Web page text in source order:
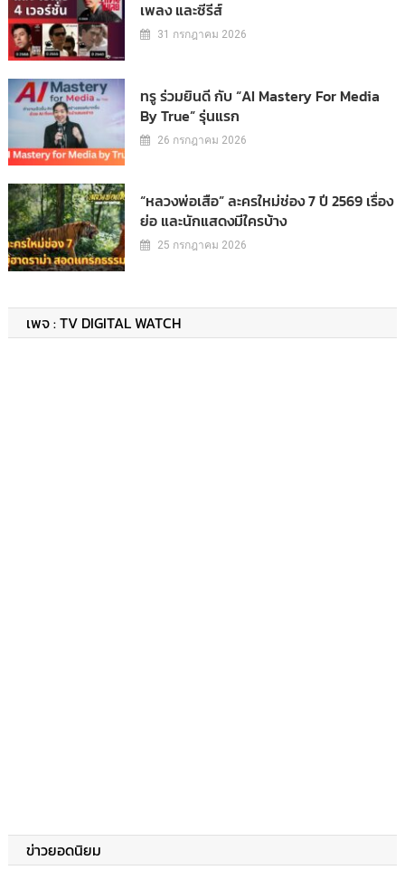
เพลง และซีรีส์
31 กรกฎาคม 2026
ทรู ร่วมยินดี กับ “AI Mastery For Media
By True” รุ่นแรก
26 กรกฎาคม 2026
“หลวงพ่อเสือ” ละครใหม่ช่อง 7 ปี 2569 เรื่อง
ย่อ และนักแสดงมีใครบ้าง
25 กรกฎาคม 2026
เพจ : TV DIGITAL WATCH
ข่าวยอดนิยม